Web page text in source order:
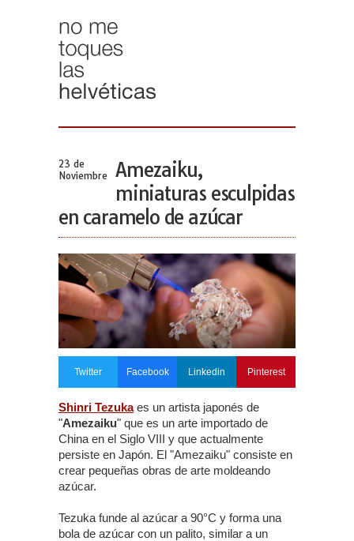
23 de
Noviembre
Amezaiku,
miniaturas esculpidas
en caramelo de azúcar
Twitter Facebook Linkedin Pinterest
Shinri Tezukaes un artista japonés de
"Amezaiku" que es un arte importado de
China en el Siglo VIII y que actualmente
persiste en Japón. El "Amezaiku" consiste en
crear pequeñas obras de arte moldeando
azúcar.
Tezuka funde al azúcar a 90°C y forma una
bola de azúcar con un palito, similar a un